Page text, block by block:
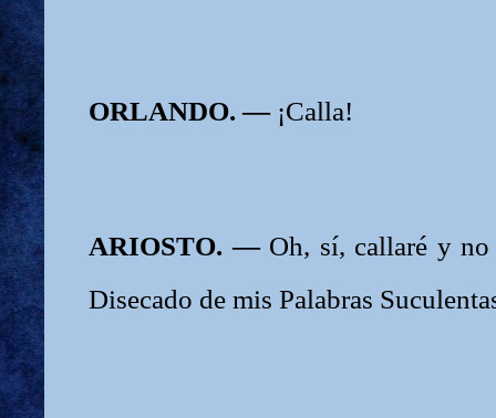
ORLANDO. — ¡Calla!
ARIOSTO. — Oh, sí, callaré y
Disecado de mis Palabras